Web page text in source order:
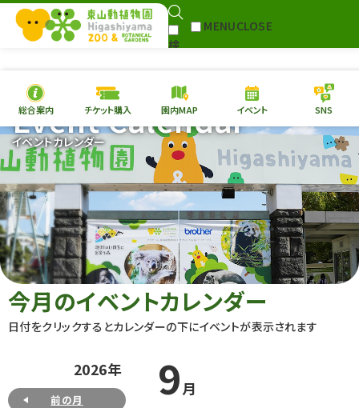
検
MENUCLOSE
本日の開園情報 チケ
園内MAP イベント
総合案内
動物園 植物園
再生プラン
東山動植物園
への支援
環境教育
サイトマップ
総合案内 チケット購入 園内MAP イベント SNS
イベントカレンダー
Event Calendar
今月のイベントカレンダー
日付をクリックするとカレンダーの下にイベントが表示されます
2026年
前の月 9月